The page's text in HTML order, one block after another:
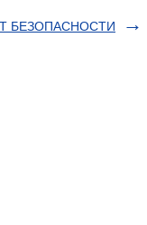
БЕЗОПАСНОСТИ